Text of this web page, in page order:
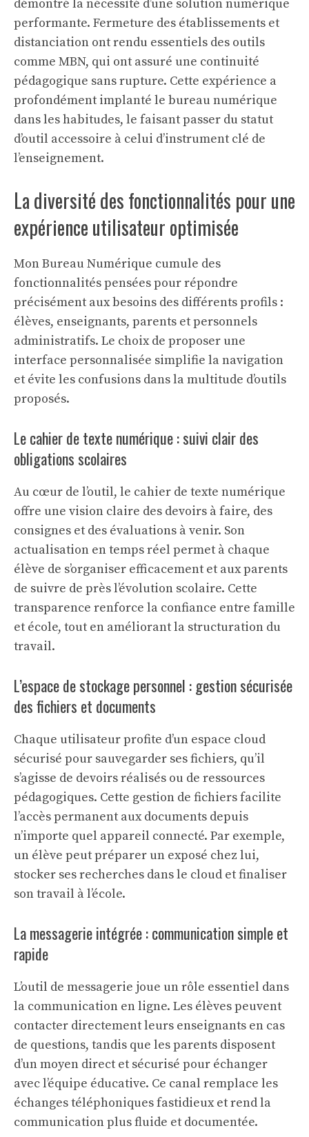
démontré la nécessité d’une solution numérique
performante. Fermeture des établissements et
distanciation ont rendu essentiels des outils
comme MBN, qui ont assuré une continuité
pédagogique sans rupture. Cette expérience a
profondément implanté le bureau numérique
dans les habitudes, le faisant passer du statut
d’outil accessoire à celui d’instrument clé de
l’enseignement.
La diversité des fonctionnalités pour une
expérience utilisateur optimisée
Mon Bureau Numérique cumule des
fonctionnalités pensées pour répondre
précisément aux besoins des différents profils :
élèves, enseignants, parents et personnels
administratifs. Le choix de proposer une
interface personnalisée simplifie la navigation
et évite les confusions dans la multitude d’outils
proposés.
Le cahier de texte numérique : suivi clair des
obligations scolaires
Au cœur de l’outil, le cahier de texte numérique
offre une vision claire des devoirs à faire, des
consignes et des évaluations à venir. Son
actualisation en temps réel permet à chaque
élève de s’organiser efficacement et aux parents
de suivre de près l’évolution scolaire. Cette
transparence renforce la confiance entre famille
et école, tout en améliorant la structuration du
travail.
L’espace de stockage personnel : gestion sécurisée
des fichiers et documents
Chaque utilisateur profite d’un espace cloud
sécurisé pour sauvegarder ses fichiers, qu’il
s’agisse de devoirs réalisés ou de ressources
pédagogiques. Cette gestion de fichiers facilite
l’accès permanent aux documents depuis
n’importe quel appareil connecté. Par exemple,
un élève peut préparer un exposé chez lui,
stocker ses recherches dans le cloud et finaliser
son travail à l’école.
La messagerie intégrée : communication simple et
rapide
L’outil de messagerie joue un rôle essentiel dans
la communication en ligne. Les élèves peuvent
contacter directement leurs enseignants en cas
de questions, tandis que les parents disposent
d’un moyen direct et sécurisé pour échanger
avec l’équipe éducative. Ce canal remplace les
échanges téléphoniques fastidieux et rend la
communication plus fluide et documentée.